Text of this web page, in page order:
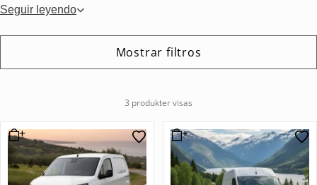
Seguir leyendo
Mostrar filtros
3 produkter visas